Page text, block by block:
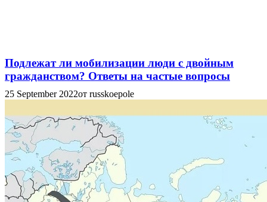
Подлежат ли мобилизации люди с двойным
гражданством? Ответы на частые вопросы
25 September 2022от russkoepole